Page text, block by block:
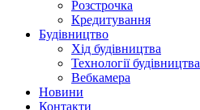
Розстрочка
Кредитування
Будівництво
Хід будівництва
Технології будівництва
Вебкамера
Новини
Контакти